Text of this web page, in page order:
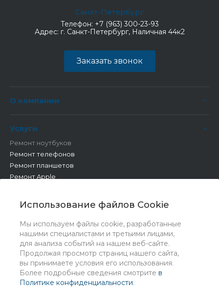
Использование файлов Cookie
Мы используем файлы cookie, разработанные
нашими специалистами и третьими лицами,
для анализа событий на нашем веб-сайте.
Продолжая просмотр страниц нашего сайта,
вы принимаете условия его использования.
Более подробные сведения смотрите в
Политике конфиденциальности.
Санкт-Петербург
Телефон: +7 (963) 300-23-93
Адрес: г. Санкт-Петербург, Наличная 44к2
Заказать звонок
О компании
Услуги
Ремонт ноутбуков
Ремонт телефонов
Ремонт планшетов
Ремонт Apple